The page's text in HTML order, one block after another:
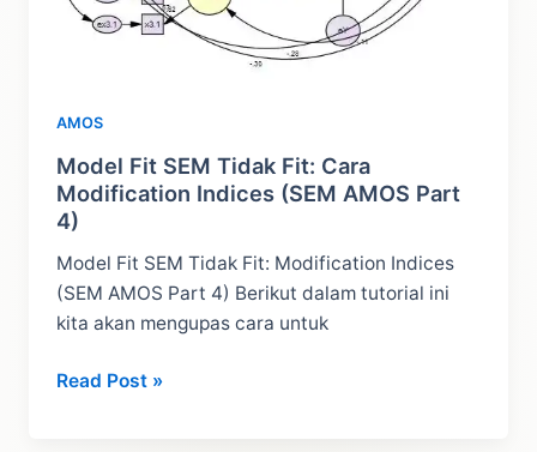
AMOS
Model Fit SEM Tidak Fit: Cara
Modification Indices (SEM AMOS Part
4)
Model Fit SEM Tidak Fit: Modification Indices
(SEM AMOS Part 4) Berikut dalam tutorial ini
kita akan mengupas cara untuk
Model
Read Post »